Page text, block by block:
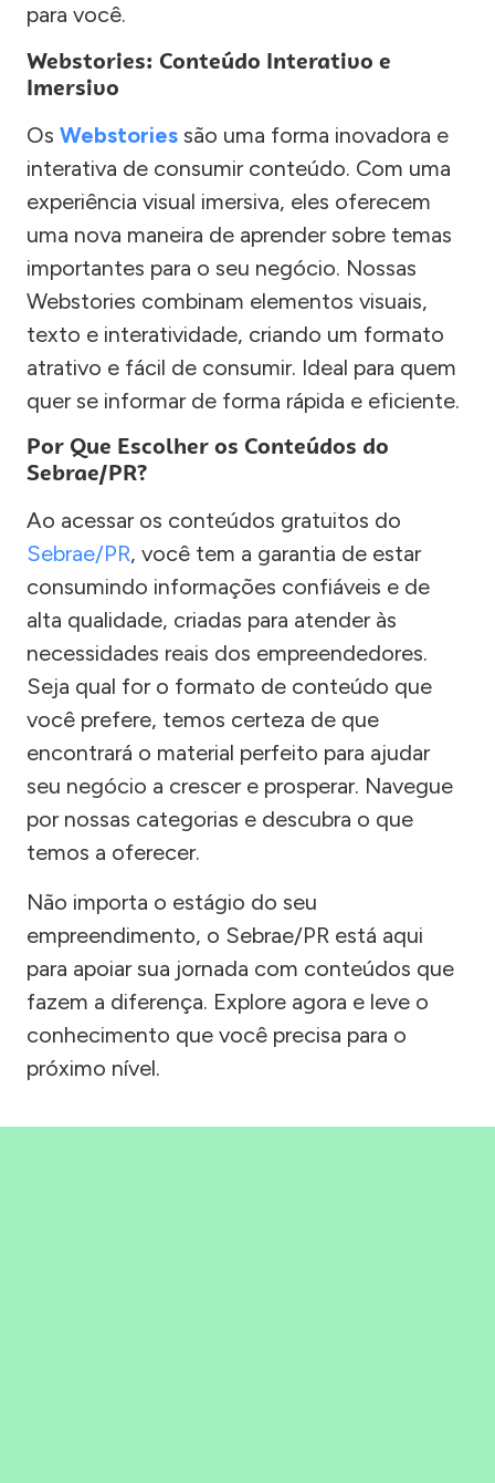
para você.
Webstories: Conteúdo Interativo e
Imersivo
Os Webstories são uma forma inovadora e
interativa de consumir conteúdo. Com uma
experiência visual imersiva, eles oferecem
uma nova maneira de aprender sobre temas
importantes para o seu negócio. Nossas
Webstories combinam elementos visuais,
texto e interatividade, criando um formato
atrativo e fácil de consumir. Ideal para quem
quer se informar de forma rápida e eficiente.
Por Que Escolher os Conteúdos do
Sebrae/PR?
Ao acessar os conteúdos gratuitos do
Sebrae/PR, você tem a garantia de estar
consumindo informações confiáveis e de
alta qualidade, criadas para atender às
necessidades reais dos empreendedores.
Seja qual for o formato de conteúdo que
você prefere, temos certeza de que
encontrará o material perfeito para ajudar
seu negócio a crescer e prosperar. Navegue
por nossas categorias e descubra o que
temos a oferecer.
Não importa o estágio do seu
empreendimento, o Sebrae/PR está aqui
para apoiar sua jornada com conteúdos que
fazem a diferença. Explore agora e leve o
conhecimento que você precisa para o
próximo nível.